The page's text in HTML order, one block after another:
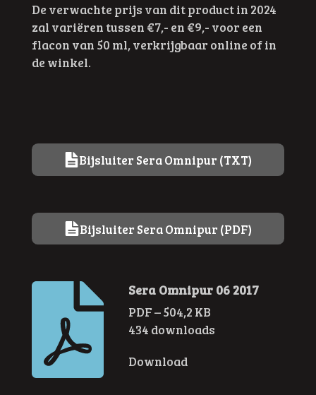
De verwachte prijs van dit product in 2024
zal variëren tussen €7,- en €9,- voor een
flacon van 50 ml, verkrijgbaar online of in
de winkel.
Bijsluiter Sera Omnipur (TXT)
Bijsluiter Sera Omnipur (PDF)
Sera Omnipur 06 2017
PDF – 504,2 KB
434 downloads
Download